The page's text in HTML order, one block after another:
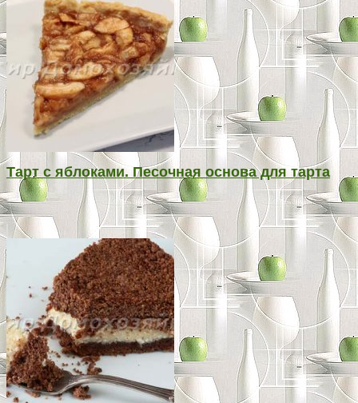
Тарт с яблоками. Песочная основа для тарта